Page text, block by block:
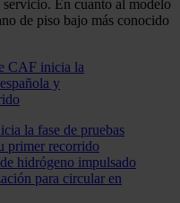
En cuanto al modelo
de piso bajo más conocido
la fase de pruebas
primer recorrido
hidrógeno impulsado
para circular en